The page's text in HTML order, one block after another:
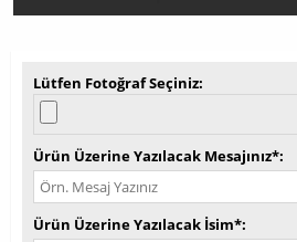
Lütfen Fotoğraf Seçiniz
Ürün Üzerine Yazılacak Mesajınız*
Ürün Üzerine Yazılacak İsim*